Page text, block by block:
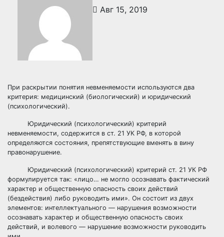
Авг 15, 2019
При раскрытии понятия невменяемости используются два
критерия: медицинский (биологический) и юридический
(психологический).
Юридический (психологический) критерий
невменяемости, содержится в ст. 21 УК РФ, в которой
определяются состояния, препятствующие вменять в вину
правонарушение.
Юридический (психологический) критерий ст. 21 УК РФ
формулируется так: «лицо… не могло осознавать фактический
характер и общественную опасность своих действий
(бездействия) либо руководить ими». Он состоит из двух
элементов: интеллектуального — нарушения возможности
осознавать характер и общественную опасность своих
действий, и волевого — нарушение возможности руководить